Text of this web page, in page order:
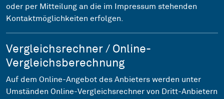
oder per Mitteilung an die im Impressum stehenden
Kontaktmöglichkeiten erfolgen.
Vergleichsrechner / Online-
Vergleichsberechnung
Auf dem Online-Angebot des Anbieters werden unter
Umständen Online-Vergleichsrechner von Dritt-Anbietern